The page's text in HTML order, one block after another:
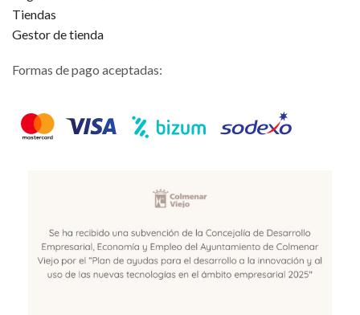
Tiendas
Gestor de tienda
Formas de pago aceptadas: